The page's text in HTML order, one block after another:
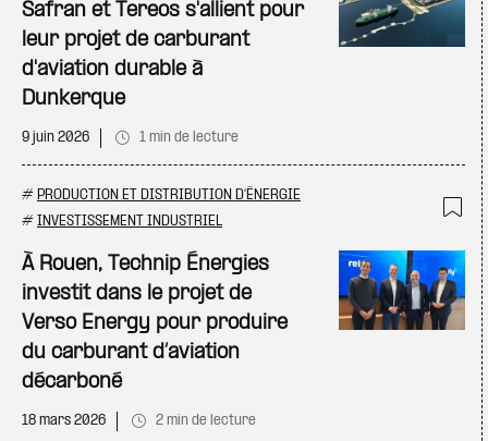
Safran et Tereos s'allient pour
leur projet de carburant
d'aviation durable à
Dunkerque
9 juin 2026 1 min de lecture
# PRODUCTION ET DISTRIBUTION D'ÉNERGIE
# INVESTISSEMENT INDUSTRIEL
À Rouen, Technip Énergies
investit dans le projet de
Verso Energy pour produire
du carburant d’aviation
décarboné
18 mars 2026 2 min de lecture